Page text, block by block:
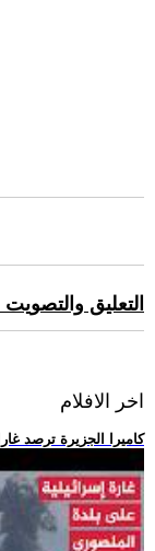
التعليق
اخر الافلام
.. كاميرا الجزيرة ترصد